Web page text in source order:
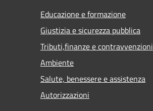
Educazione e formazione
Giustizia e sicurezza pubblica
Tributi,finanze e contravvenzioni
Ambiente
Salute, benessere e assistenza
Autorizzazioni